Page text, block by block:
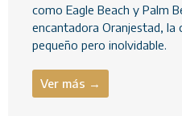
como Eagle Beach y Palm
encantadora Oranjestad, la
pequeño pero inolvidable.
Ver más →